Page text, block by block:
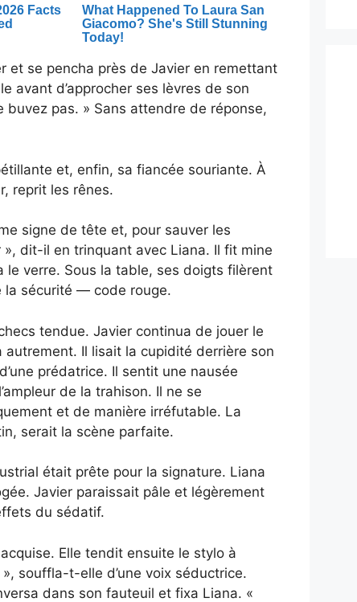
et se pencha près de Javier en remettant
avant d’approcher ses lèvres de son
buvez pas. » Sans attendre de réponse,
et, enfin, sa fiancée souriante. À
reprit les rênes.
signe de tête et, pour sauver les
dit-il en trinquant avec Liana. Il fit mine
le verre. Sous la table, ses doigts filèrent
la sécurité — code rouge.
tendue. Javier continua de jouer le
Il lisait la cupidité derrière son
prédatrice. Il sentit une nausée
de la trahison. Il ne se
et de manière irréfutable. La
serait la scène parfaite.
était prête pour la signature. Liana
Javier paraissait pâle et légèrement
du sédatif.
Elle tendit ensuite le stylo à
souffla-t-elle d’une voix séductrice.
dans son fauteuil et fixa Liana. «